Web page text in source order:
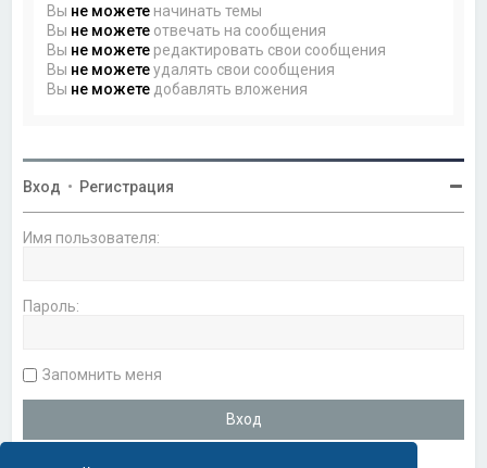
Вы не можете начинать темы
Вы не можете отвечать на сообщения
Вы не можете редактировать свои сообщения
Вы не можетеудалять свои сообщения
Вы не можете добавлять вложения
Вход • Регистрация
Имя пользователя:
Пароль:
Запомнить меня